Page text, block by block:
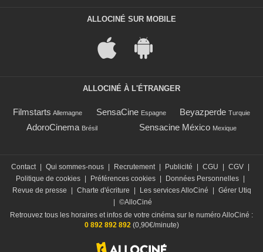
ALLOCINÉ SUR MOBILE
ALLOCINÉ À L'ÉTRANGER
Filmstarts Allemagne SensaCine Espagne Beyazperde Turquie
AdoroCinema Brésil Sensacine México Mexique
Contact Qui sommes-nous Recrutement Publicité CGU CGV
Politique de cookies
Préférences cookies Données Personnelles
Revue de presse
Charte d'écriture Les services AlloCiné
Gérer Utiq
©AlloCiné
Retrouvez tous les horaires et infos de votre cinéma sur le numéro AlloCiné :
0 892 892 892(0,90€/minute)